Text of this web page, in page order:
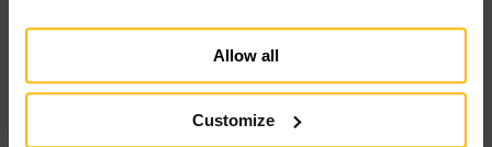
Allow all
Customize
CHOISISSEZ VOTRE MAISON CHOISISSEZ LE STYLE
Classique